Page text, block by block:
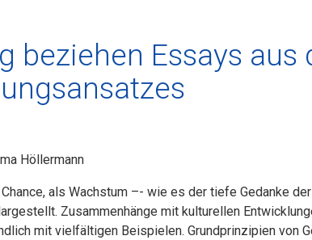
beziehen Essays aus
Höllermann
als Wachstum –- wie es der tiefe Gedanke
Zusammenhänge mit kulturellen
mit vielfältigen Bei­spielen. Grundprinzipien von